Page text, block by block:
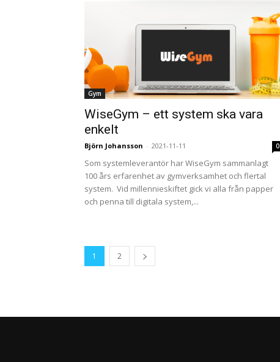
Gym
WiseGym – ett system ska vara
enkelt
Björn Johansson - 2021-11-11 0
Som systemleverantör har WiseGym sammanlagt
100 års erfarenhet av gymverksamhet och flertal
system. Vid millennieskiftet gick vi alla från papper
och penna till digitala system,...
1 2